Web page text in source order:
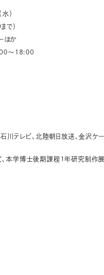
）
で）
ほか
～18:00
テレビ、北陸朝日放送、金沢ケー
学博士後期課程1年研究制作展